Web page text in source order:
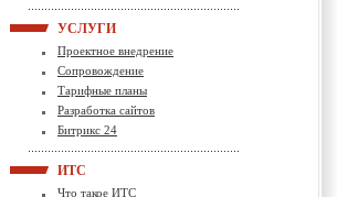
УСЛУГИ
Проектное внедрение
Сопровождение
Тарифные планы
Разработка сайтов
Битрикс 24
ИТС
Что такое ИТС